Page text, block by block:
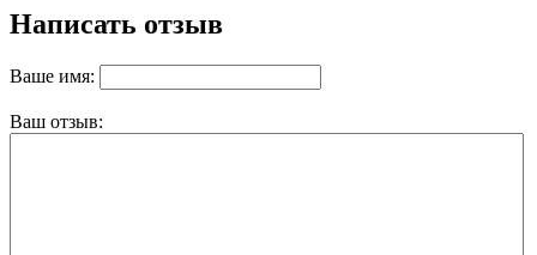
Написать отзыв
Ваше имя:
Ваш отзыв: